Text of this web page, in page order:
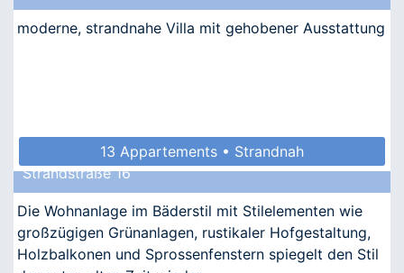
moderne, strandnahe Villa mit gehobener Ausstattung
13 Appartements • Strandnah
Strandstraße 16
Die Wohnanlage im Bäderstil mit Stilelementen wie
großzügigen Grünanlagen, rustikaler Hofgestaltung,
Holzbalkonen und Sprossenfenstern spiegelt den Stil